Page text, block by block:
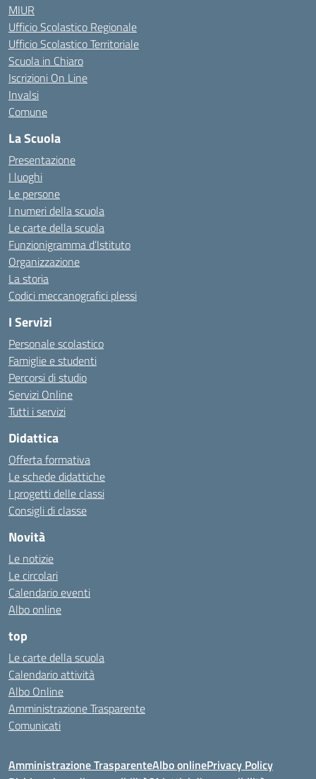
MIUR
Ufficio Scolastico Regionale
Ufficio Scolastico Territoriale
Scuola in Chiaro
Iscrizioni On Line
Invalsi
Comune
La Scuola
Presentazione
I luoghi
Le persone
I numeri della scuola
Le carte della scuola
Funzionigramma d’Istituto
Organizzazione
La storia
Codici meccanografici plessi
I Servizi
Personale scolastico
Famiglie e studenti
Percorsi di studio
Servizi Online
Tutti i servizi
Didattica
Offerta formativa
Le schede didattiche
I progetti delle classi
Consigli di classe
Novità
Le notizie
Le circolari
Calendario eventi
Albo online
top
Le carte della scuola
Calendario attività
Albo Online
Amministrazione Trasparente
Comunicati
Amministrazione TrasparenteAlbo onlinePrivacy Policy